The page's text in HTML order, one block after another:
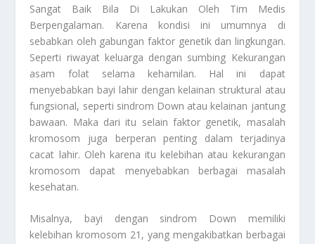
Sangat Baik Bila Di Lakukan Oleh Tim Medis
Berpengalaman. Karena kondisi ini umumnya di
sebabkan oleh gabungan faktor genetik dan lingkungan.
Seperti riwayat keluarga dengan sumbing Kekurangan
asam folat selama kehamilan. Hal ini dapat
menyebabkan bayi lahir dengan kelainan struktural atau
fungsional, seperti sindrom Down atau kelainan jantung
bawaan. Maka dari itu selain faktor genetik, masalah
kromosom juga berperan penting dalam terjadinya
cacat lahir. Oleh karena itu kelebihan atau kekurangan
kromosom dapat menyebabkan berbagai masalah
kesehatan.
Misalnya, bayi dengan sindrom Down memiliki
kelebihan kromosom 21, yang mengakibatkan berbagai